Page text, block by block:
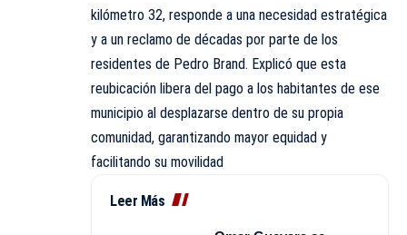
kilómetro 32, responde a una necesidad estratégica
y a un reclamo de décadas por parte de los
residentes de Pedro Brand. Explicó que esta
reubicación libera del pago a los habitantes de ese
municipio al desplazarse dentro de su propia
comunidad, garantizando mayor equidad y
facilitando su movilidad
Leer Más